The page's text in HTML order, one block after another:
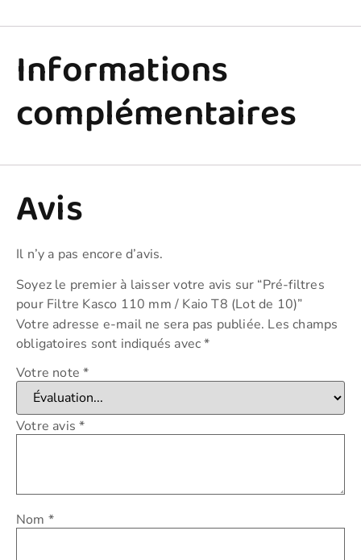
Informations
complémentaires
Avis
Il n’y a pas encore d’avis.
Soyez le premier à laisser votre avis sur “Pré-filtres
pour Filtre Kasco 110 mm / Kaio T8 (Lot de 10)”
Votre adresse e-mail ne sera pas publiée. Les champs
obligatoires sont indiqués avec*
Votre note*
Votre avis*
Nom *